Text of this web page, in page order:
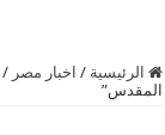
الرئيسية / اخبار مصر /
المقدس”